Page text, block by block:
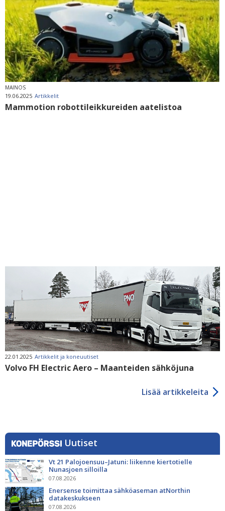
MAINOS
19.06.2025 Artikkelit
Mammotion robottileikkureiden aatelistoa
22.01.2025 Artikkelit ja koneuutiset
Volvo FH Electric Aero – Maanteiden sähköjuna
Lisää artikkeleita
Uutiset
Vt 21 Palojoensuu–Jatuni: liikenne kiertotielle
Nunasjoen silloilla
07.08.2026
Enersense toimittaa sähköaseman atNorthin
datakeskukseen
07.08.2026